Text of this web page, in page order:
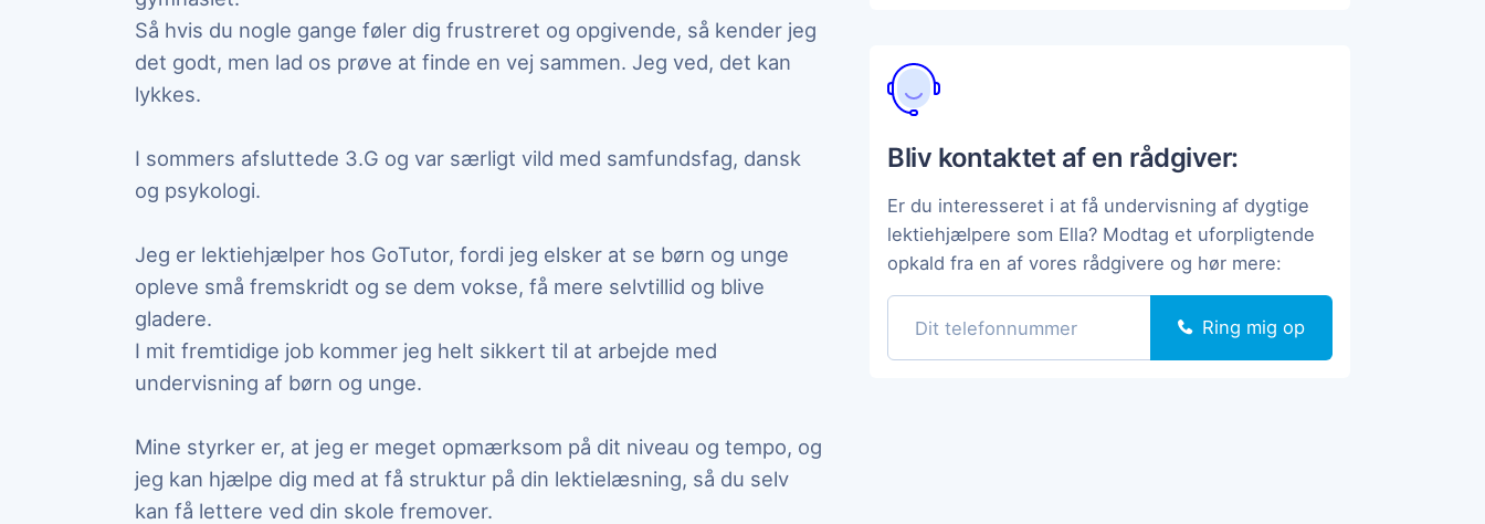
Så hvis du nogle gange føler dig frustreret og opgivende, så kender jeg
det godt, men lad os prøve at finde en vej sammen. Jeg ved, det kan
lykkes.
I sommers afsluttede 3.G og var særligt vild med samfundsfag, dansk
og psykologi.
Jeg er lektiehjælper hos GoTutor, fordi jeg elsker at se børn og unge
opleve små fremskridt og se dem vokse, få mere selvtillid og blive
gladere.
I mit fremtidige job kommer jeg helt sikkert til at arbejde med
undervisning af børn og unge.
Mine styrker er, at jeg er meget opmærksom på dit niveau og tempo, og
jeg kan hjælpe dig med at få struktur på din lektielæsning, så du selv
kan få lettere ved din skole fremover.
Bliv kontaktet af en rådgiver:
Er du interesseret i at få undervisning af dygtige
lektiehjælpere som Ella? Modtag et uforpligtende
opkald fra en af vores rådgivere og hør mere:
Ring mig op